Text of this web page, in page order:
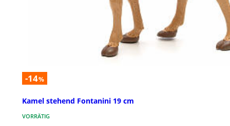
-14%
Kamel stehend Fontanini 19 cm
VORRÄTIG